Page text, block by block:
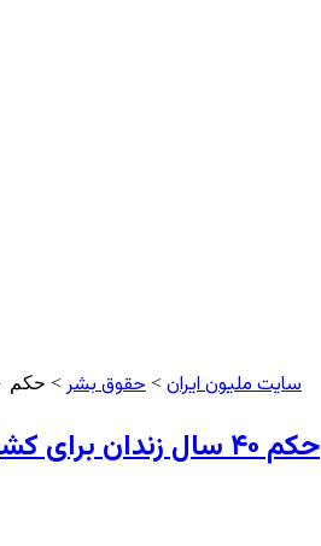
سایت ملیون ایران > حقوق بشر > حکم ۴۰ سال زندان برای کشیش ندرخانی و سه نوکیش مسیحی دیگر / سند
حکم ۴۰ سال زندان برای کشیش ندرخانی و سه نوکیش مسیحی دیگر / سند